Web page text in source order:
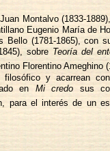
Montalvo (1833-
Eugenio María de
Bello (1781-1865), con
sobre Teoría del
Florentino Ameghino
y acarrean
en Mi credo sus
para el interés de un